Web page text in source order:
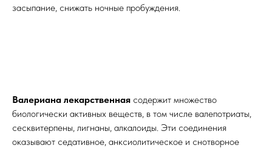
засыпание, снижать ночные пробуждения.
Валериана лекарственная содержит множество
биологически активных веществ, в том числе валепотриаты,
сесквитерпены, лигнаны, алкалоиды. Эти соединения
оказывают седативное, анксиолитическое и снотворное